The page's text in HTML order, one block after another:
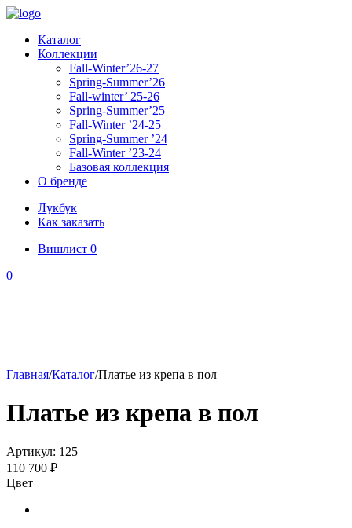
Каталог
Коллекции
Fall-Winter’26-27
Spring-Summer’26
Fall-winter’ 25-26
Spring-Summer’25
Fall-Winter ’24-25
Spring-Summer ’24
Fall-Winter ’23-24
Базовая коллекция
О бренде
Лукбук
Как заказать
Вишлист 0
0
Главная/Каталог/Платье из крепа в пол
Платье из крепа в пол
Артикул: 125
110 700 ₽
Цвет